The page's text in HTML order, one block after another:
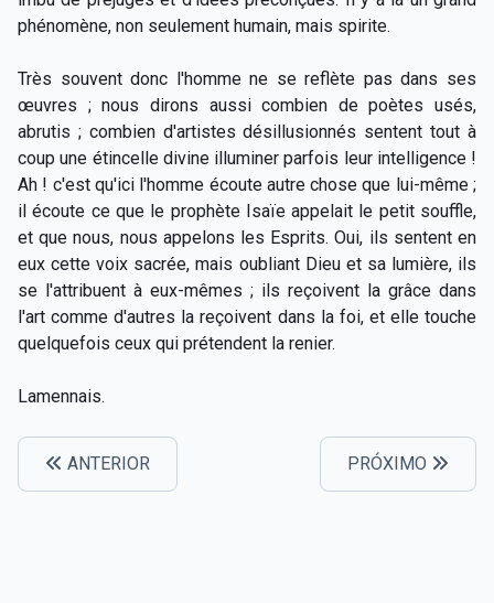
phénomène, non seulement humain, mais spirite.
Très souvent donc l'homme ne se reflète pas dans ses
œuvres ; nous dirons aussi combien de poètes usés,
abrutis ; combien d'artistes désillusionnés sentent tout à
coup une étincelle divine illuminer parfois leur intelligence !
Ah ! c'est qu'ici l'homme écoute autre chose que lui-même ;
il écoute ce que le prophète Isaïe appelait le petit souffle,
et que nous, nous appelons les Esprits. Oui, ils sentent en
eux cette voix sacrée, mais oubliant Dieu et sa lumière, ils
se l'attribuent à eux-mêmes ; ils reçoivent la grâce dans
l'art comme d'autres la reçoivent dans la foi, et elle touche
quelquefois ceux qui prétendent la renier.
Lamennais.
ANTERIOR PRÓXIMO